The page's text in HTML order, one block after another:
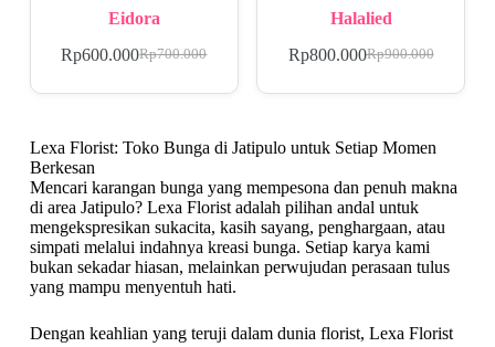
Eidora
Rp700.000
Rp600.000
Halalied
Rp900.000
Rp800.000
Lexa Florist: Toko Bunga di Jatipulo untuk Setiap Momen
Berkesan
Mencari karangan bunga yang mempesona dan penuh makna
di area Jatipulo? Lexa Florist adalah pilihan andal untuk
mengekspresikan sukacita, kasih sayang, penghargaan, atau
simpati melalui indahnya kreasi bunga. Setiap karya kami
bukan sekadar hiasan, melainkan perwujudan perasaan tulus
yang mampu menyentuh hati.
Dengan keahlian yang teruji dalam dunia florist, Lexa Florist